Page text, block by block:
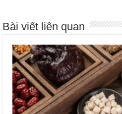
Bài viết liên quan